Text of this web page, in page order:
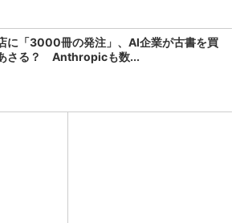
に「3000冊の発注」、AI企業が古書を買
さる？ Anthropicも数...